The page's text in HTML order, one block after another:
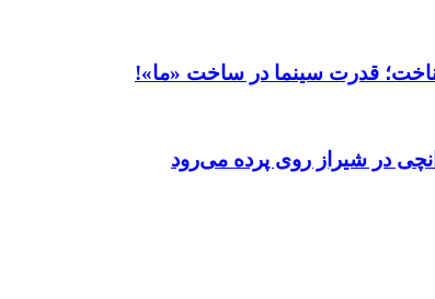
قدرت سینما در ساخت «ما»!
در شیراز روی پرده می‌رود